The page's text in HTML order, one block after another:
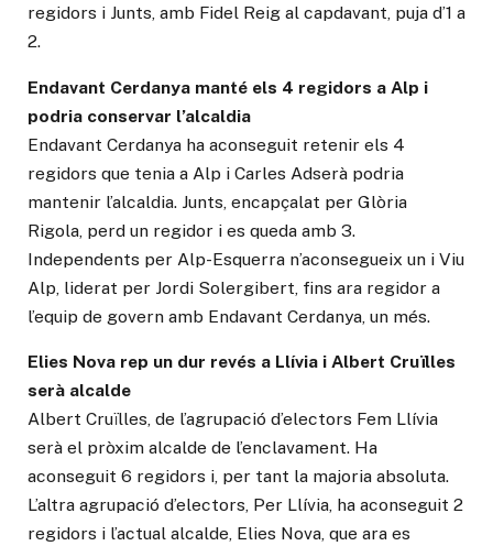
regidors i Junts, amb Fidel Reig al capdavant, puja d’1 a
2.
Endavant Cerdanya manté els 4 regidors a Alp i
podria conservar l’alcaldia
Endavant Cerdanya ha aconseguit retenir els 4
regidors que tenia a Alp i Carles Adserà podria
mantenir l’alcaldia. Junts, encapçalat per Glòria
Rigola, perd un regidor i es queda amb 3.
Independents per Alp-Esquerra n’aconsegueix un i Viu
Alp, liderat per Jordi Solergibert, fins ara regidor a
l’equip de govern amb Endavant Cerdanya, un més.
Elies Nova rep un dur revés a Llívia i Albert Cruïlles
serà alcalde
Albert Cruïlles, de l’agrupació d’electors Fem Llívia
serà el pròxim alcalde de l’enclavament. Ha
aconseguit 6 regidors i, per tant la majoria absoluta.
L’altra agrupació d’electors, Per Llívia, ha aconseguit 2
regidors i l’actual alcalde, Elies Nova, que ara es